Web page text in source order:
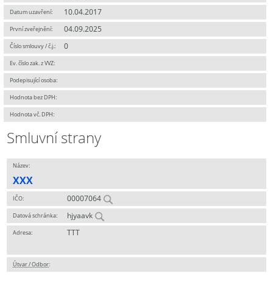
Datum uzavření: 10.04.2017
První zveřejnění: 04.09.2025
Číslo smlouvy / č.j.: 0
Ev. číslo zak. z VVZ:
Podepisující osoba:
Hodnota bez DPH:
Hodnota vč. DPH:
Smluvní strany
Název:
XXX
IČO: 00007064
Datová schránka: hjyaavk
Adresa: TTT
Útvar / Odbor: